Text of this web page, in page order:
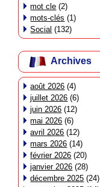
mot cle (2)
mots-clés (1)
Social (132)
Archives
août 2026 (4)
juillet 2026 (6)
juin 2026 (12)
mai 2026 (6)
avril 2026 (12)
mars 2026 (14)
février 2026 (20)
janvier 2026 (28)
décembre 2025 (24)